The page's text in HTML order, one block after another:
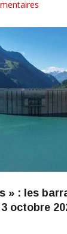
» : les
octobre